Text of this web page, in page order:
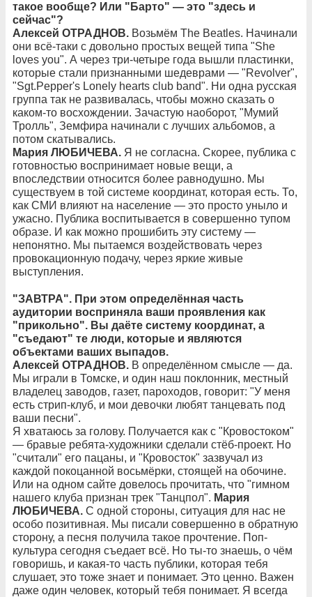
такое вообще? Или "Барто" — это "здесь и
сейчас"?
Алексей ОТРАДНОВ. Возьмём The Beatles. Начинали
они всё-таки с довольно простых вещей типа "She
loves you". А через три-четыре года вышли пластинки,
которые стали признанными шедеврами — "Revolver",
"Sgt.Pepper's Lonely hearts club band". Ни одна русская
группа так не развивалась, чтобы можно сказать о
каком-то восхождении. Зачастую наоборот, "Мумий
Тролль", Земфира начинали с лучших альбомов, а
потом скатывались.
Мария ЛЮБИЧЕВА. Я не согласна. Скорее, публика с
готовностью воспринимает новые вещи, а
впоследствии относится более равнодушно. Мы
существуем в той системе координат, которая есть. То,
как СМИ влияют на население — это просто уныло и
ужасно. Публика воспитывается в совершенно тупом
образе. И как можно прошибить эту систему —
непонятно. Мы пытаемся воздействовать через
провокационную подачу, через яркие живые
выступления.
"ЗАВТРА". При этом определённая часть
аудитории восприняла ваши проявления как
"прикольно". Вы даёте систему координат, а
"съедают" те люди, которые и являются
объектами ваших выпадов.
Алексей ОТРАДНОВ. В определённом смысле — да.
Мы играли в Томске, и один наш поклонник, местный
владелец заводов, газет, пароходов, говорит: "У меня
есть стрип-клуб, и мои девочки любят танцевать под
ваши песни".
Я хватаюсь за голову. Получается как с "Кровостоком"
— бравые ребята-художники сделали стёб-проект. Но
"считали" его пацаны, и "Кровосток" зазвучал из
каждой покоцанной восьмёрки, стоящей на обочине.
Или на одном сайте довелось прочитать, что "гимном
нашего клуба признан трек "Танцпол". Мария
ЛЮБИЧЕВА. С одной стороны, ситуация для нас не
особо позитивная. Мы писали совершенно в обратную
сторону, а песня получила такое прочтение. Поп-
культура сегодня съедает всё. Но ты-то знаешь, о чём
говоришь, и какая-то часть публики, которая тебя
слушает, это тоже знает и понимает. Это ценно. Важен
даже один человек, который тебя понимает. Я всегда